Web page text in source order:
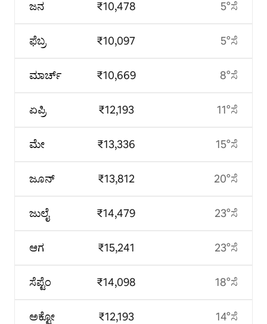
ಜನ
ಫೆಬ್ರ
ಮಾರ್ಚ್
ಏಪ್ರಿ
ಮೇ
ಜೂನ್
ಜುಲೈ
ಆಗ
ಸೆಪ್ಟೆಂ
ಅಕ್ಟೋ
₹10,478
₹10,097
₹10,669
₹12,193
₹13,336
₹13,812
₹14,479
₹15,241
₹14,098
₹12,193
5°ಸೆ
5°ಸೆ
8°ಸೆ
11°ಸೆ
15°ಸೆ
20°ಸೆ
23°ಸೆ
23°ಸೆ
18°ಸೆ
14°ಸೆ